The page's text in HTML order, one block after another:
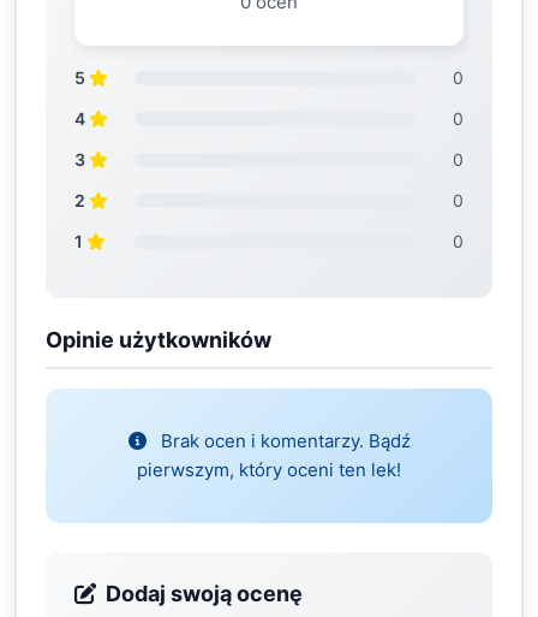
5
0
4
0
3
0
2
0
1
0
Opinie użytkowników
Brak ocen i komentarzy. Bądź
pierwszym, który oceni ten lek!
Dodaj swoją ocenę